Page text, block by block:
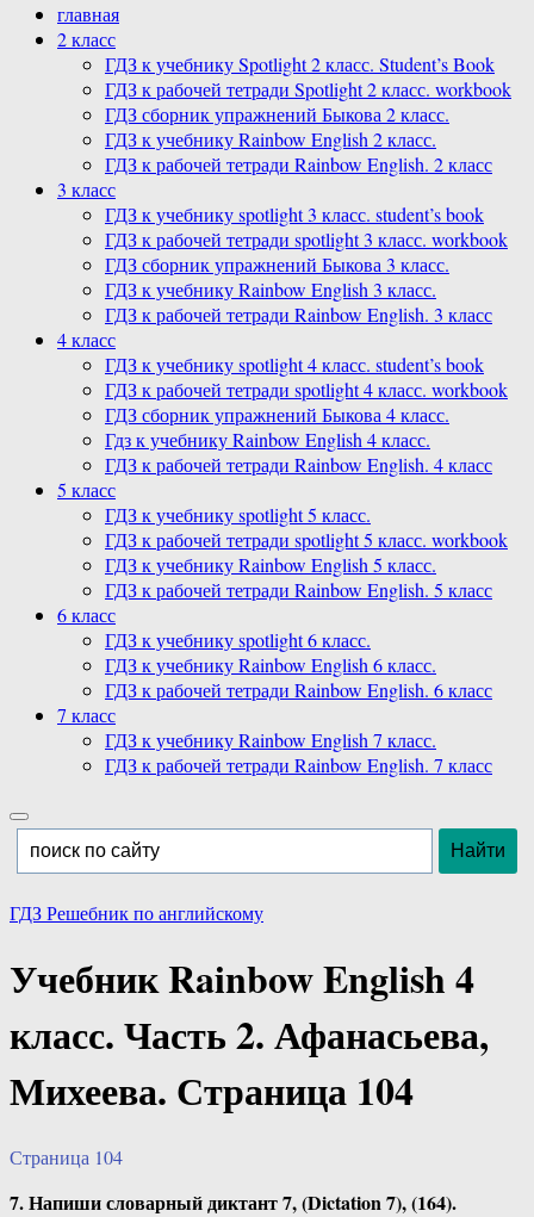
главная
2 класс
ГДЗ к учебнику Spotlight 2 класс. Student’s Book
ГДЗ к рабочей тетради Spotlight 2 класс. workbook
ГДЗ сборник упражнений Быкова 2 класс.
ГДЗ к учебнику Rainbow English 2 класс.
ГДЗ к рабочей тетради Rainbow English. 2 класс
3 класс
ГДЗ к учебнику spotlight 3 класс. student’s book
ГДЗ к рабочей тетради spotlight 3 класс. workbook
ГДЗ сборник упражнений Быкова 3 класс.
ГДЗ к учебнику Rainbow English 3 класс.
ГДЗ к рабочей тетради Rainbow English. 3 класс
4 класс
ГДЗ к учебнику spotlight 4 класс. student’s book
ГДЗ к рабочей тетради spotlight 4 класс. workbook
ГДЗ сборник упражнений Быкова 4 класс.
Гдз к учебнику Rainbow English 4 класс.
ГДЗ к рабочей тетради Rainbow English. 4 класс
5 класс
ГДЗ к учебнику spotlight 5 класс.
ГДЗ к рабочей тетради spotlight 5 класс. workbook
ГДЗ к учебнику Rainbow English 5 класс.
ГДЗ к рабочей тетради Rainbow English. 5 класс
6 класс
ГДЗ к учебнику spotlight 6 класс.
ГДЗ к учебнику Rainbow English 6 класс.
ГДЗ к рабочей тетради Rainbow English. 6 класс
7 класс
ГДЗ к учебнику Rainbow English 7 класс.
ГДЗ к рабочей тетради Rainbow English. 7 класс
ГДЗ Решебник по английскому
Учебник Rainbow English 4
класс. Часть 2. Афанасьева,
Михеева. Страница 104
Страница 104
7. Напиши словарный диктант 7, (Dictation 7), (164).